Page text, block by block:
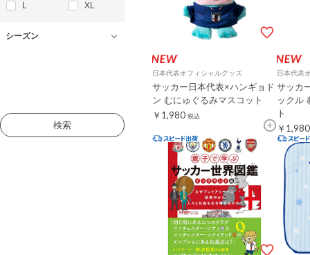
検索
L
XL
シーズン
日本代表オフィシャルグッズ
サッカー日本代表×ハンギョド
ン むにゅぐるみマスコット
￥1,980 税込
日本代表
サッカ
ックル
ト
￥1,980